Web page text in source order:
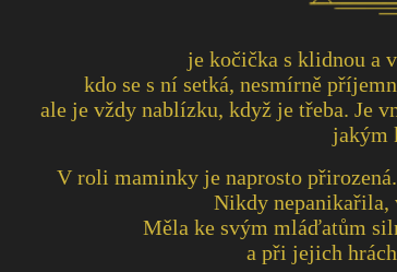
je kočička s klidnou a
kdo se s ní setká, nesmírně
ale je vždy nablízku, když je třeba. Je
jakým
V roli maminky je naprosto
Nikdy nepanikařila,
Měla ke svým mláďatům
a při jejich